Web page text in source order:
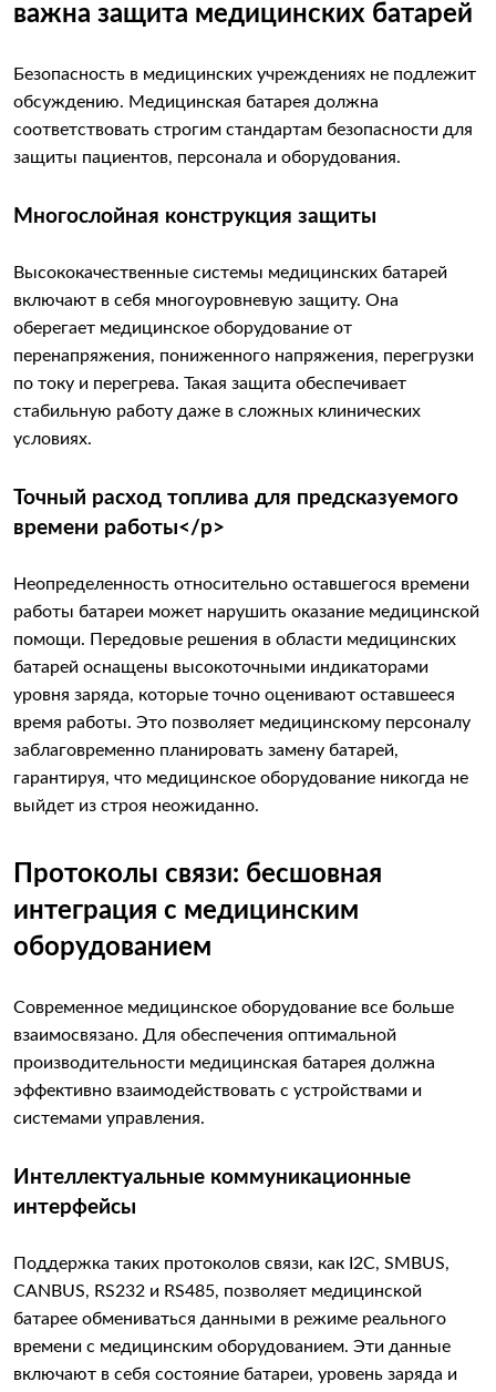
важна защита медицинских батарей
Безопасность в медицинских учреждениях не подлежит
обсуждению. Медицинская батарея должна
соответствовать строгим стандартам безопасности для
защиты пациентов, персонала и оборудования.
Многослойная конструкция защиты
Высококачественные системы медицинских батарей
включают в себя многоуровневую защиту. Она
оберегает медицинское оборудование от
перенапряжения, пониженного напряжения, перегрузки
по току и перегрева. Такая защита обеспечивает
стабильную работу даже в сложных клинических
условиях.
Точный расход топлива для предсказуемого
времени работы</p>
Неопределенность относительно оставшегося времени
работы батареи может нарушить оказание медицинской
помощи. Передовые решения в области медицинских
батарей оснащены высокоточными индикаторами
уровня заряда, которые точно оценивают оставшееся
время работы. Это позволяет медицинскому персоналу
заблаговременно планировать замену батарей,
гарантируя, что медицинское оборудование никогда не
выйдет из строя неожиданно.
Протоколы связи: бесшовная
интеграция с медицинским
оборудованием
Современное медицинское оборудование все больше
взаимосвязано. Для обеспечения оптимальной
производительности медицинская батарея должна
эффективно взаимодействовать с устройствами и
системами управления.
Интеллектуальные коммуникационные
интерфейсы
Поддержка таких протоколов связи, как I2C, SMBUS,
CANBUS, RS232 и RS485, позволяет медицинской
батарее обмениваться данными в режиме реального
времени с медицинским оборудованием. Эти данные
включают в себя состояние батареи, уровень заряда и